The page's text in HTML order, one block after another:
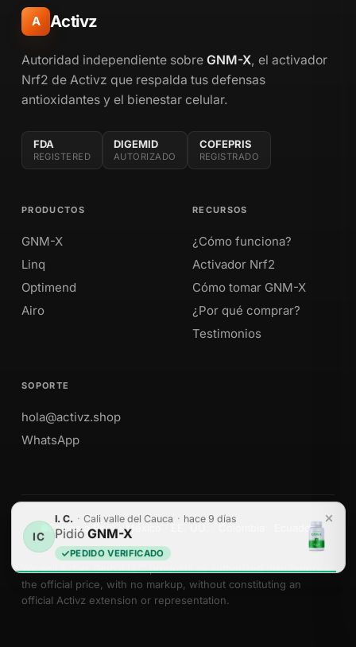
IC
I. C. · Cali valle del Cauca · hace 9 días
Pidió GNM-X
PEDIDO VERIFICADO
A Activz
Autoridad independiente sobre GNM-X, el activador
Nrf2 de Activz que respalda tus defensas
antioxidantes y el bienestar celular.
FDA
REGISTERED
DIGEMID
AUTORIZADO
COFEPRIS
REGISTRADO
PRODUCTOS
GNM-X
Linq
Optimend
Airo
RECURSOS
¿Cómo funciona?
Activador Nrf2
Cómo tomar GNM-X
¿Por qué comprar?
Testimonios
SOPORTE
hola@activz.shop
WhatsApp
Envíos a Perú · México · EE. UU. · Colombia · Ecuador
We sell Activz Global LLC products as authorized distributors at
the official price, with no markup, without constituting an
official Activz extension or representation.